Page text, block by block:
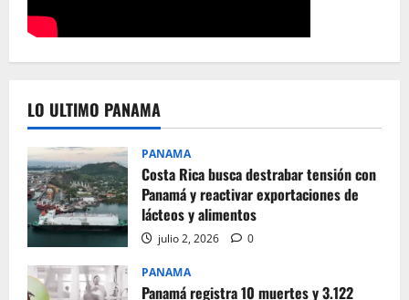
LO ULTIMO PANAMA
PANAMA
Costa Rica busca destrabar tensión con
Panamá y reactivar exportaciones de
lácteos y alimentos
julio 2, 2026 0
PANAMA
Panamá registra 10 muertes y 3.122